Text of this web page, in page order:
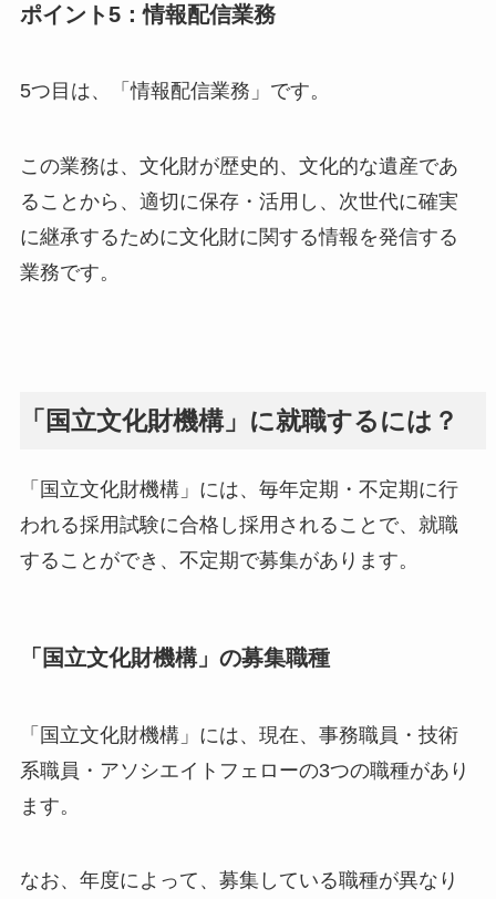
ポイント5：情報配信業務
5つ目は、「情報配信業務」です。
この業務は、文化財が歴史的、文化的な遺産であ
ることから、適切に保存・活用し、次世代に確実
に継承するために文化財に関する情報を発信する
業務です。
「国立文化財機構」に就職するには？
「国立文化財機構」には、毎年定期・不定期に行
われる採用試験に合格し採用されることで、就職
することができ、不定期で募集があります。
「国立文化財機構」の募集職種
「国立文化財機構」には、現在、事務職員・技術
系職員・アソシエイトフェローの3つの職種があり
ます。
なお、年度によって、募集している職種が異なり